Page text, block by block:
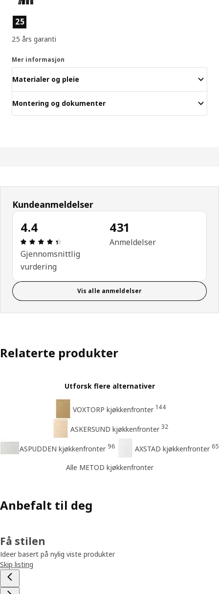
Produktfunksjoner
25
25 års garanti
Mer informasjon
Materialer og pleie
Montering og dokumenter
Kundeanmeldelser
4.4
Produktomtale: 4.4 ingen kundevurdering 5
Gjennomsnittlig
vurdering
431
Anmeldelser
Vis alle anmeldelser
Relaterte produkter
Utforsk flere alternativer
VOXTORP kjøkkenfronter 144
ASKERSUND kjøkkenfronter 32
ASPUDDEN kjøkkenfronter 96 AXSTAD kjøkkenfronter 65
Alle METOD kjøkkenfronter
Anbefalt til deg
Få stilen
Ideer basert på nylig viste produkter
Skip listing